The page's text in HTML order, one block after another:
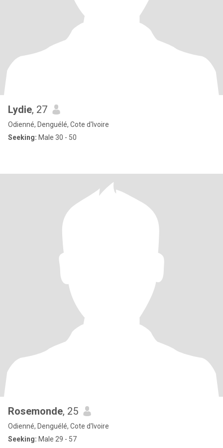
Lydie, 27
Odienné, Denguélé, Cote d'Ivoire
Seeking: Male 30 - 50
Rosemonde, 25
Odienné, Denguélé, Cote d'Ivoire
Seeking: Male 29 - 57